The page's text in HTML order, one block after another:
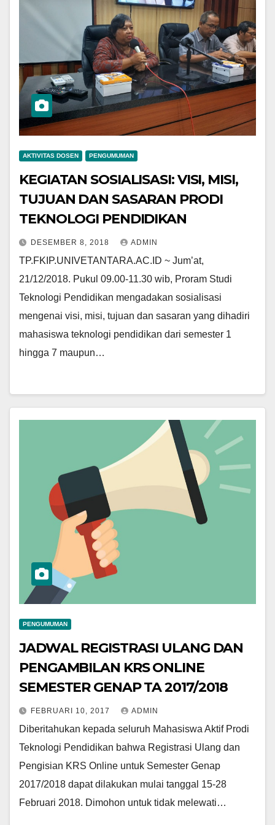
AKTIVITAS DOSEN PENGUMUMAN
KEGIATAN SOSIALISASI: VISI, MISI,
TUJUAN DAN SASARAN PRODI
TEKNOLOGI PENDIDIKAN
DESEMBER 8, 2018 ADMIN
TP.FKIP.UNIVETANTARA.AC.ID ~ Jum’at,
21/12/2018. Pukul 09.00-11.30 wib, Proram Studi
Teknologi Pendidikan mengadakan sosialisasi
mengenai visi, misi, tujuan dan sasaran yang dihadiri
mahasiswa teknologi pendidikan dari semester 1
hingga 7 maupun…
PENGUMUMAN
JADWAL REGISTRASI ULANG DAN
PENGAMBILAN KRS ONLINE
SEMESTER GENAP TA 2017/2018
FEBRUARI 10, 2017 ADMIN
Diberitahukan kepada seluruh Mahasiswa Aktif Prodi
Teknologi Pendidikan bahwa Registrasi Ulang dan
Pengisian KRS Online untuk Semester Genap
2017/2018 dapat dilakukan mulai tanggal 15-28
Februari 2018. Dimohon untuk tidak melewati…